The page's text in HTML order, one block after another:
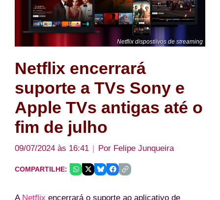
Netflix dispostiivos de streaming
Netflix encerrará
suporte a TVs Sony e
Apple TVs antigas até o
fim de julho
09/07/2024 às 16:41 Por Felipe Junqueira
COMPARTILHE:
A Netflix encerrará o suporte ao aplicativo de